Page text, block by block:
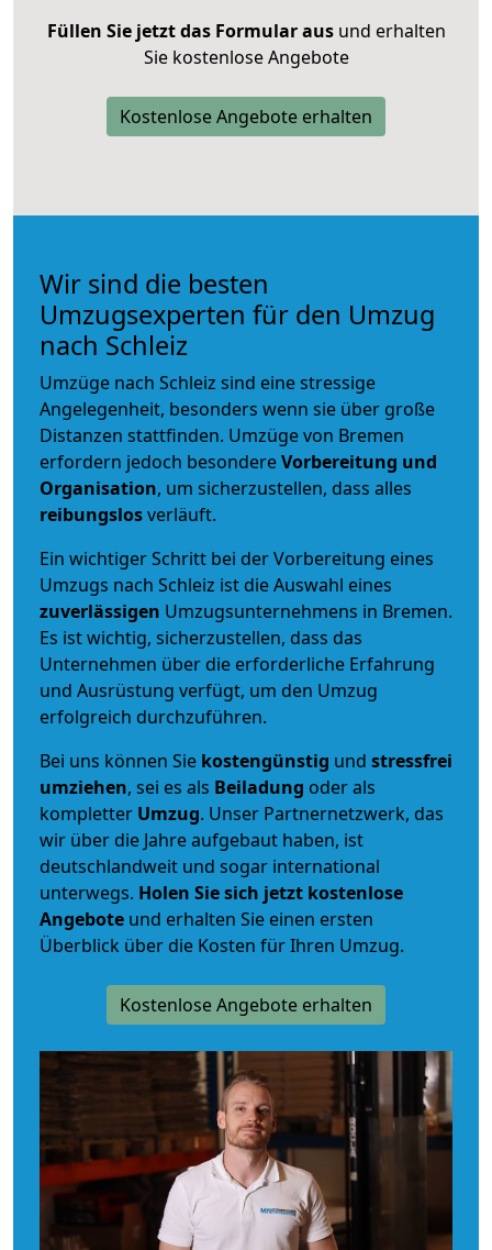
Füllen Sie jetzt das Formular ausund erhalten
Sie kostenlose Angebote
Kostenlose Angebote erhalten
Wir sind die besten
Umzugsexperten für den Umzug
nach Schleiz
Umzüge nach Schleiz sind eine stressige
Angelegenheit, besonders wenn sie über große
Distanzen stattfinden. Umzüge von Bremen
erfordern jedoch besondereVorbereitung und
Organisation, um sicherzustellen, dass alles
reibungslosverläuft.
Ein wichtiger Schritt bei der Vorbereitung eines
Umzugs nach Schleiz ist die Auswahl eines
zuverlässigen Umzugsunternehmens in Bremen.
Es ist wichtig, sicherzustellen, dass das
Unternehmen über die erforderliche Erfahrung
und Ausrüstung verfügt, um den Umzug
erfolgreich durchzuführen.
Bei uns können Sie kostengünstig und stressfrei
umziehen, sei es als Beiladung oder als
kompletter Umzug. Unser Partnernetzwerk, das
wir über die Jahre aufgebaut haben, ist
deutschlandweit und sogar international
unterwegs. Holen Sie sich jetzt kostenlose
Angebote und erhalten Sie einen ersten
Überblick über die Kosten für Ihren Umzug.
Kostenlose Angebote erhalten